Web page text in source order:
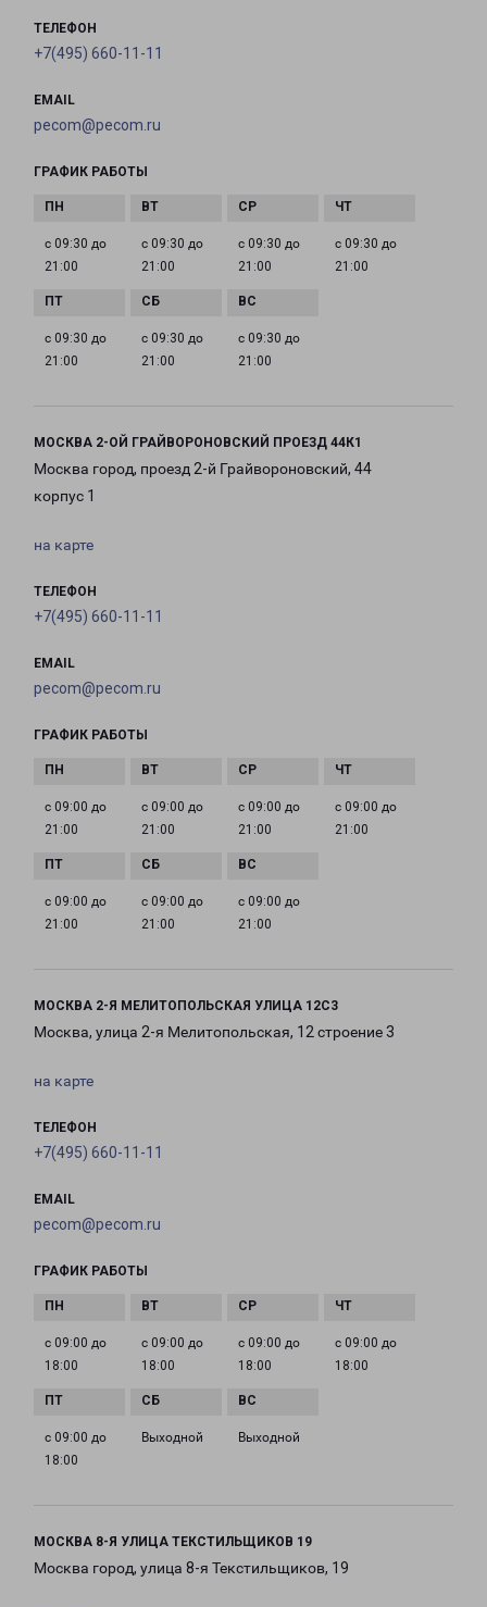
ТЕЛЕФОН
+7(495) 660-11-11
EMAIL
pecom@pecom.ru
ГРАФИК РАБОТЫ
с 09:30 до
21:00
с 09:30 до
21:00
с 09:30 до
21:00
с 09:30 до
21:00
с 09:30 до
21:00
с 09:30 до
21:00
с 09:30 до
21:00
МОСКВА 2-ОЙ ГРАЙВОРОНОВСКИЙ ПРОЕЗД 44К1
Москва город, проезд 2-й Грайвороновский, 44
корпус 1
на карте
ТЕЛЕФОН
+7(495) 660-11-11
EMAIL
pecom@pecom.ru
ГРАФИК РАБОТЫ
с 09:00 до
21:00
с 09:00 до
21:00
с 09:00 до
21:00
с 09:00 до
21:00
с 09:00 до
21:00
с 09:00 до
21:00
с 09:00 до
21:00
МОСКВА 2-Я МЕЛИТОПОЛЬСКАЯ УЛИЦА 12С3
Москва, улица 2-я Мелитопольская, 12 строение 3
на карте
ТЕЛЕФОН
+7(495) 660-11-11
EMAIL
pecom@pecom.ru
ГРАФИК РАБОТЫ
с 09:00 до
18:00
с 09:00 до
18:00
с 09:00 до
18:00
с 09:00 до
18:00
с 09:00 до
18:00
Выходной Выходной
МОСКВА 8-Я УЛИЦА ТЕКСТИЛЬЩИКОВ 19
Москва город, улица 8-я Текстильщиков, 19